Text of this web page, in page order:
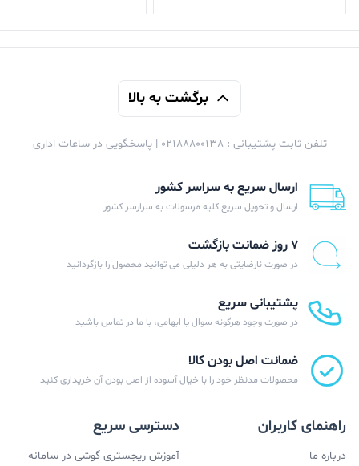
برگشت به بالا
تلفن ثابت پشتیبانی : 02188800138 | پاسخگویی در ساعات اداری
ارسال سریع به سراسر کشور
ارسال و تحویل سریع کلیه مرسولات به سرارسر کشور
۷ روز ضمانت بازگشت
در صورت نارضایتی به هر دلیلی می توانید محصول را بازگردانید
پشتیبانی سریع
در صورت وجود هرگونه سوال یا ابهامی، با ما در تماس باشید
ضمانت اصل بودن کالا
محصولات مدنظر خود را با خیال آسوده از اصل بودن آن خریداری کنید
راهنمای کاربران
درباره ما
دسترسی سریع
آموزش ریجستری گوشی در سامانه